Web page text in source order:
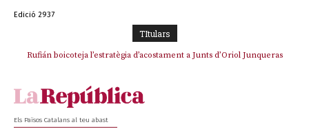
Edició 2937
TItulars
Rufián boicoteja l’estratègia d’acostament a Junts d’Oriol Junqueras
Els Països Catalans al teu abast